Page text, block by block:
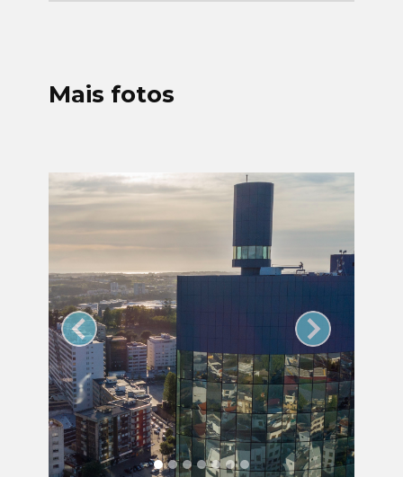
Mais fotos